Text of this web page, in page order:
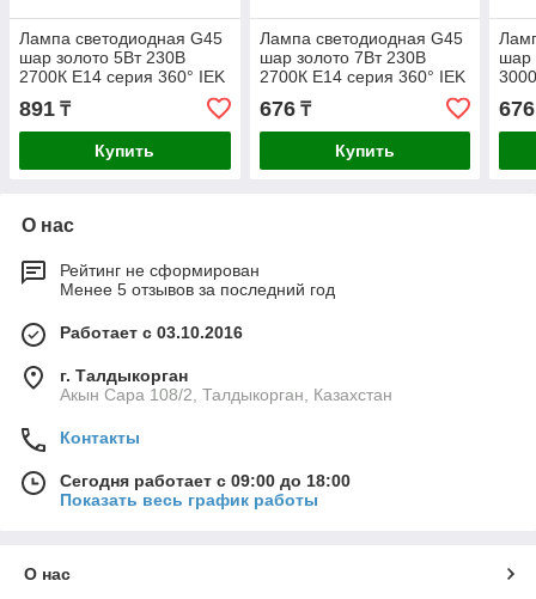
Лампа светодиодная G45
шар золото 5Вт 230В
2700К E14 серия 360° IEK
891 ₸
Купить
Лампа светодиодная G45
шар золото 7Вт 230В
2700К E14 серия 360° IEK
676₸
Купить
шар
676
О нас
Рейтинг не сформирован
Менее 5 отзывов за последний год
Работает с 03.10.2016
г. Талдыкорган
Акын Сара 108/2, Талдыкорган, Казахстан
Контакты
Сегодня работает с 09:00 до 18:00
Показать весь график работы
О нас